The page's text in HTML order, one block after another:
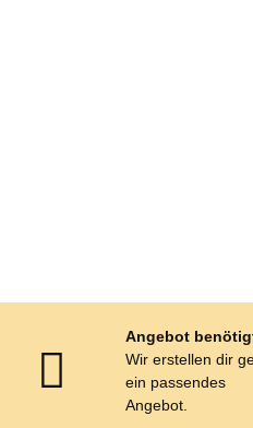
Angebot
Wir erstellen dir
ein passendes
Angebot.